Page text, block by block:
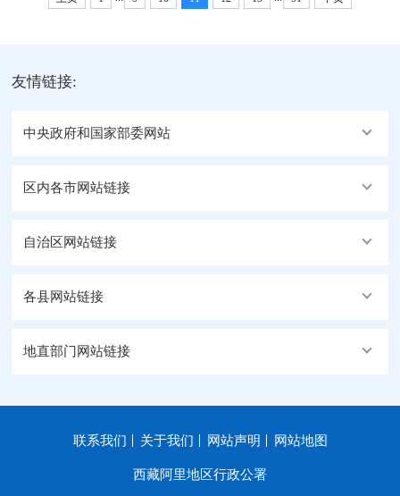
友情链接:
中央政府和国家部委网站
区内各市网站链接
自治区网站链接
各县网站链接
地直部门网站链接
联系我们 关于我们 网站声明 网站地图
西藏阿里地区行政公署